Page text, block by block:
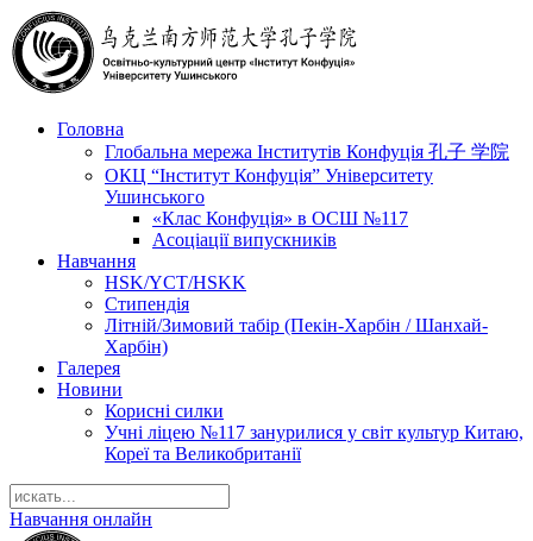
Головна
Глобальна мережа Інститутів Конфуція 孔子 学院
ОКЦ “Інститут Конфуція” Університету
Ушинського
«Клас Конфуція» в ОСШ №117
Асоціації випускників
Навчання
HSK/YCT/HSKK
Стипендія
Літній/Зимовий табір (Пекін-Харбін / Шанхай-
Харбін)
Галерея
Новини
Корисні силки
Учні ліцею №117 занурилися у світ культур Китаю,
Кореї та Великобританії
Навчання онлайн